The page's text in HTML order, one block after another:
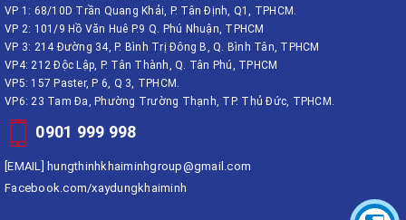
VP 1: 68/10D Trần Quang Khải, P. Tân Định, Q1, TPHCM.
VP 2: 101/9 Hồ Văn Huê P.9 Q. Phú Nhuận, TPHCM
VP 3: 214 Đường 34, P. Bình Trị Đông B, Q. Bình Tân, TPHCM
VP4: 212 Độc Lập, P. Tân Thành, Q. Tân Phú, TPHCM
VP5: 157 Paster, P 6, Q 3, TPHCM.
VP6: 23 Tam Đa, Phường Trường Thạnh, TP. Thủ Đức, TPHCM.
0901 999 998
[EMAIL] hungthinhkhaiminhgroup@gmail.com
Facebook.com/xaydungkhaiminh